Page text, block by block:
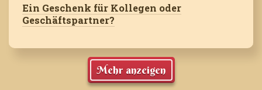
Ein Geschenk für Kollegen oder
Geschäftspartner?
Mehr anzeigen